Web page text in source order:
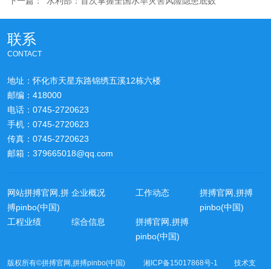
联系
CONTACT
地址：怀化市天星东路锦绣五溪12栋六楼
邮编：418000
电话：0745-2720623
手机：0745-2720623
传真：0745-2720623
邮箱：379665018@qq.com
网站拼搏官网,拼
搏pinbo(中国)
企业概况 工作动态
拼搏官网,拼搏
pinbo(中国)
工程业绩
综合信息
拼搏官网,拼搏
pinbo(中国)
版权所有©拼搏官网,拼搏pinbo(中国) 湘ICP备15017868号-1 技术支